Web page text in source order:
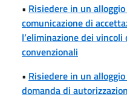
• Risiedere in un
comunicazione di
l’eliminazione dei
convenzionali
• Risiedere in un
domanda di